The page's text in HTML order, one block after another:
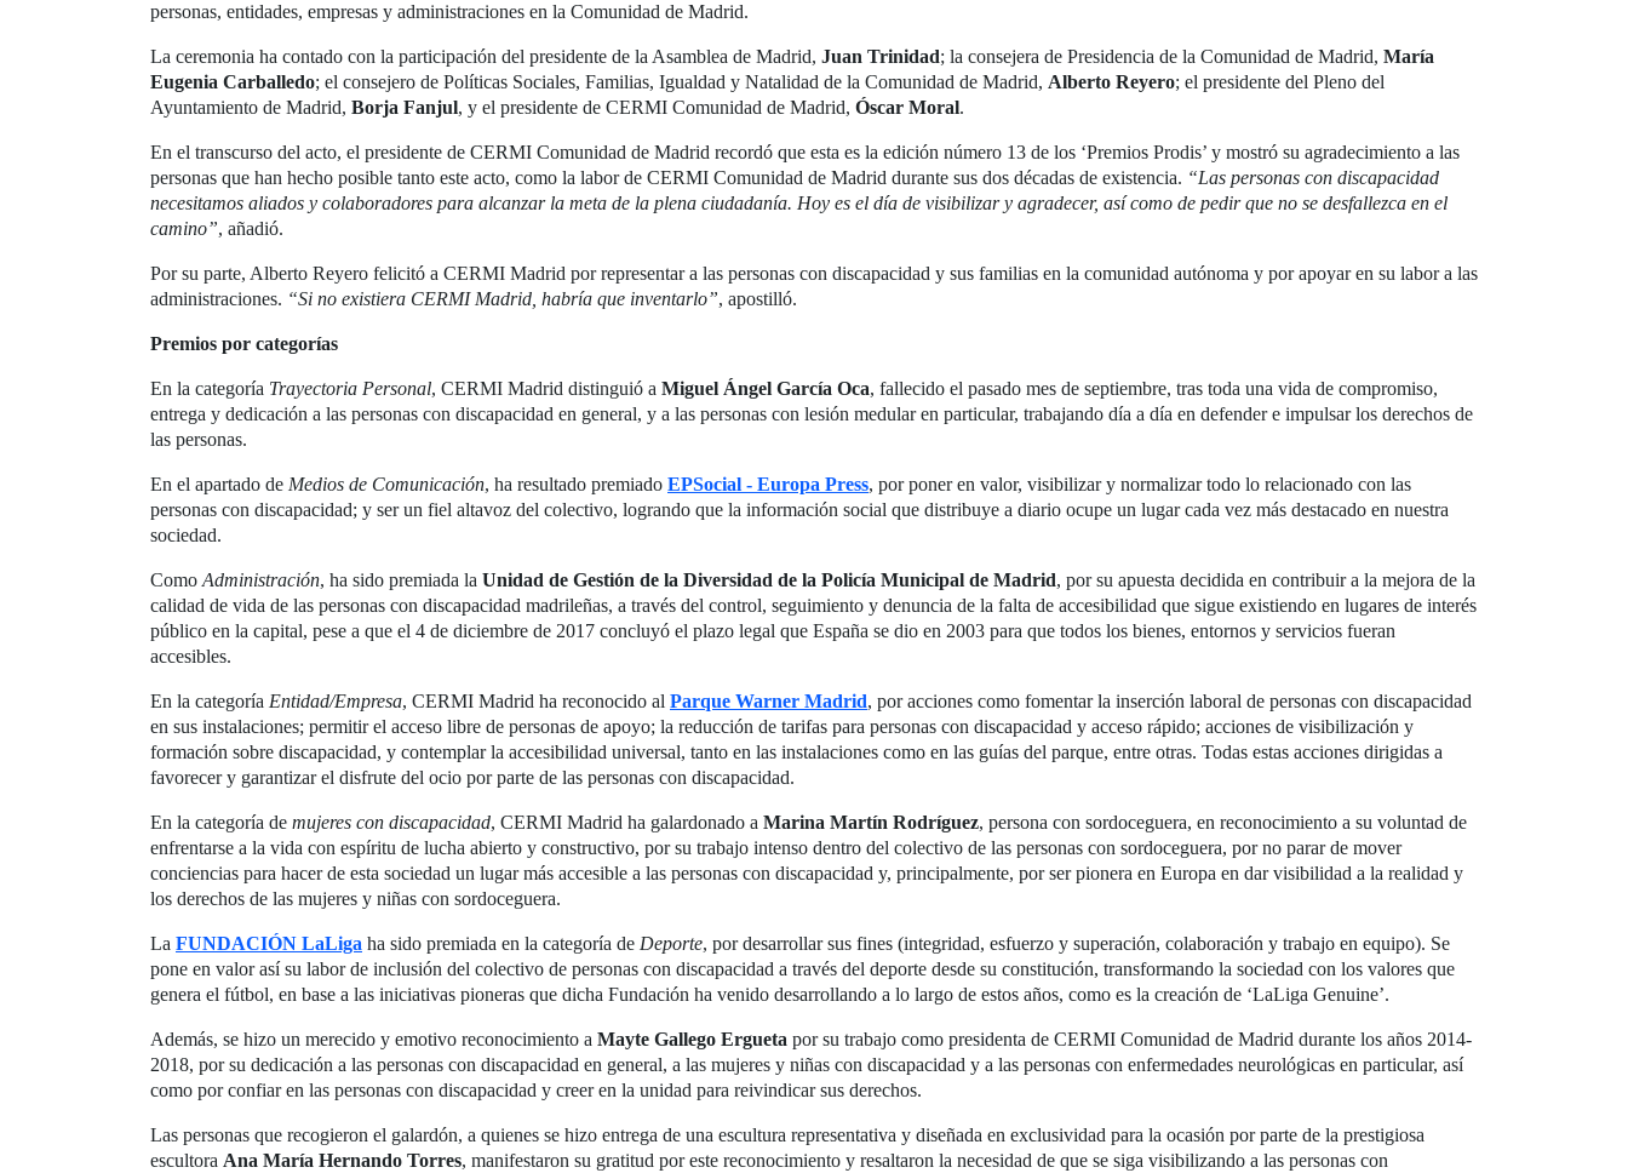
personas, entidades, empresas y administraciones en la Comunidad de Madrid.
La ceremonia ha contado con la participación del presidente de la Asamblea de Madrid, Juan Trinidad; la consejera de Presidencia de la Comunidad de Madrid, María
Eugenia Carballedo; el consejero de Políticas Sociales, Familias, Igualdad y Natalidad de la Comunidad de Madrid, Alberto Reyero; el presidente del Pleno del
Ayuntamiento de Madrid, Borja Fanjul, y el presidente de CERMI Comunidad de Madrid, Óscar Moral.
En el transcurso del acto, el presidente de CERMI Comunidad de Madrid recordó que esta es la edición número 13 de los ‘Premios Prodis’ y mostró su agradecimiento a las
personas que han hecho posible tanto este acto, como la labor de CERMI Comunidad de Madrid durante sus dos décadas de existencia. “Las personas con discapacidad
necesitamos aliados y colaboradores para alcanzar la meta de la plena ciudadanía. Hoy es el día de visibilizar y agradecer, así como de pedir que no se desfallezca en el
camino”, añadió.
Por su parte, Alberto Reyero felicitó a CERMI Madrid por representar a las personas con discapacidad y sus familias en la comunidad autónoma y por apoyar en su labor a las
administraciones. “Si no existiera CERMI Madrid, habría que inventarlo”, apostilló.
Premios por categorías
En la categoría Trayectoria Personal, CERMI Madrid distinguió a Miguel Ángel García Oca, fallecido el pasado mes de septiembre, tras toda una vida de compromiso,
entrega y dedicación a las personas con discapacidad en general, y a las personas con lesión medular en particular, trabajando día a día en defender e impulsar los derechos de
las personas.
En el apartado de Medios de Comunicación, ha resultado premiado EPSocial - Europa Press, por poner en valor, visibilizar y normalizar todo lo relacionado con las
personas con discapacidad; y ser un fiel altavoz del colectivo, logrando que la información social que distribuye a diario ocupe un lugar cada vez más destacado en nuestra
sociedad.
Como Administración, ha sido premiada la Unidad de Gestión de la Diversidad de la Policía Municipal de Madrid, por su apuesta decidida en contribuir a la mejora de la
calidad de vida de las personas con discapacidad madrileñas, a través del control, seguimiento y denuncia de la falta de accesibilidad que sigue existiendo en lugares de interés
público en la capital, pese a que el 4 de diciembre de 2017 concluyó el plazo legal que España se dio en 2003 para que todos los bienes, entornos y servicios fueran
accesibles.
En la categoría Entidad/Empresa, CERMI Madrid ha reconocido al Parque Warner Madrid, por acciones como fomentar la inserción laboral de personas con discapacidad
en sus instalaciones; permitir el acceso libre de personas de apoyo; la reducción de tarifas para personas con discapacidad y acceso rápido; acciones de visibilización y
formación sobre discapacidad, y contemplar la accesibilidad universal, tanto en las instalaciones como en las guías del parque, entre otras. Todas estas acciones dirigidas a
favorecer y garantizar el disfrute del ocio por parte de las personas con discapacidad.
En la categoría de mujeres con discapacidad, CERMI Madrid ha galardonado a Marina Martín Rodríguez, persona con sordoceguera, en reconocimiento a su voluntad de
enfrentarse a la vida con espíritu de lucha abierto y constructivo, por su trabajo intenso dentro del colectivo de las personas con sordoceguera, por no parar de mover
conciencias para hacer de esta sociedad un lugar más accesible a las personas con discapacidad y, principalmente, por ser pionera en Europa en dar visibilidad a la realidad y
los derechos de las mujeres y niñas con sordoceguera.
La FUNDACIÓN LaLiga ha sido premiada en la categoría de Deporte, por desarrollar sus fines (integridad, esfuerzo y superación, colaboración y trabajo en equipo). Se
pone en valor así su labor de inclusión del colectivo de personas con discapacidad a través del deporte desde su constitución, transformando la sociedad con los valores que
genera el fútbol, en base a las iniciativas pioneras que dicha Fundación ha venido desarrollando a lo largo de estos años, como es la creación de ‘LaLiga Genuine’.
Además, se hizo un merecido y emotivo reconocimiento a Mayte Gallego Ergueta por su trabajo como presidenta de CERMI Comunidad de Madrid durante los años 2014-
2018, por su dedicación a las personas con discapacidad en general, a las mujeres y niñas con discapacidad y a las personas con enfermedades neurológicas en particular, así
como por confiar en las personas con discapacidad y creer en la unidad para reivindicar sus derechos.
Las personas que recogieron el galardón, a quienes se hizo entrega de una escultura representativa y diseñada en exclusividad para la ocasión por parte de la prestigiosa
escultora Ana María Hernando Torres, manifestaron su gratitud por este reconocimiento y resaltaron la necesidad de que se siga visibilizando a las personas con